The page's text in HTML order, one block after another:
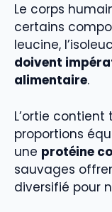
Le corps
certains
leucine,
doivent
alimentaire.
L’ortie
proportions
une protéine
sauvages
diversifié pour